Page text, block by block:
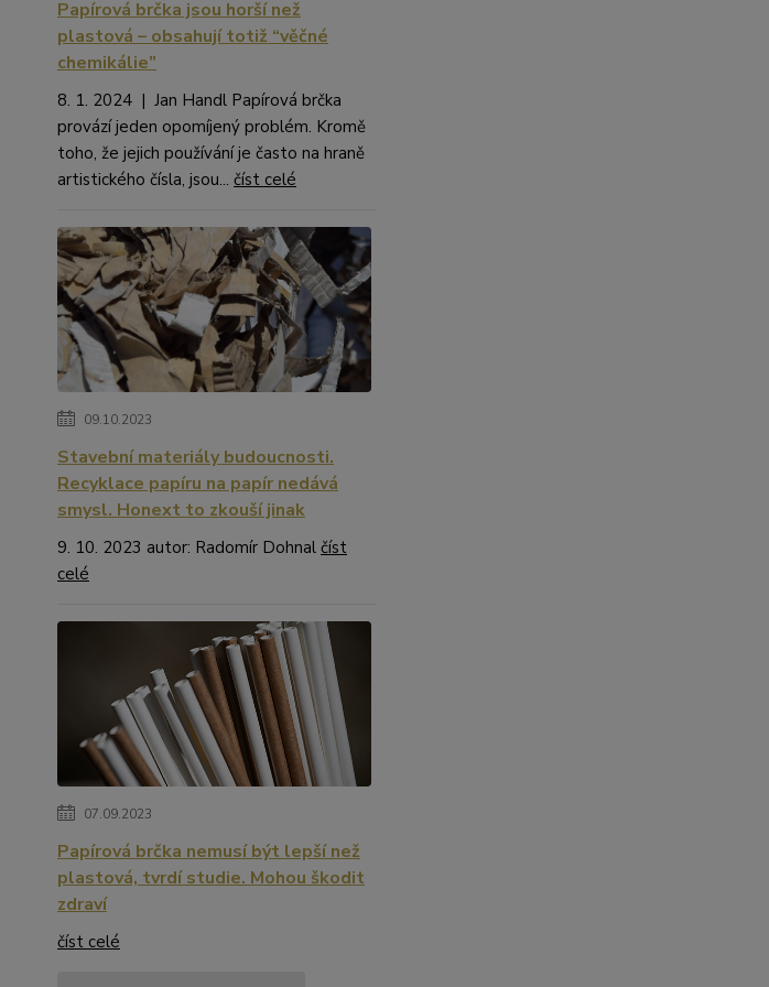
Papírová brčka jsou horší než
plastová – obsahují totiž “věčné
chemikálie”
8. 1. 2024 | Jan Handl Papírová brčka
provází jeden opomíjený problém. Kromě
toho, že jejich používání je často na hraně
artistického čísla, jsou... číst celé
09.10.2023
Stavební materiály budoucnosti.
Recyklace papíru na papír nedává
smysl. Honext to zkouší jinak
9. 10. 2023 autor: Radomír Dohnal číst
celé
07.09.2023
Papírová brčka nemusí být lepší než
plastová, tvrdí studie. Mohou škodit
zdraví
číst celé